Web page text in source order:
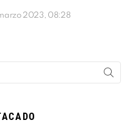
2023, 08:28